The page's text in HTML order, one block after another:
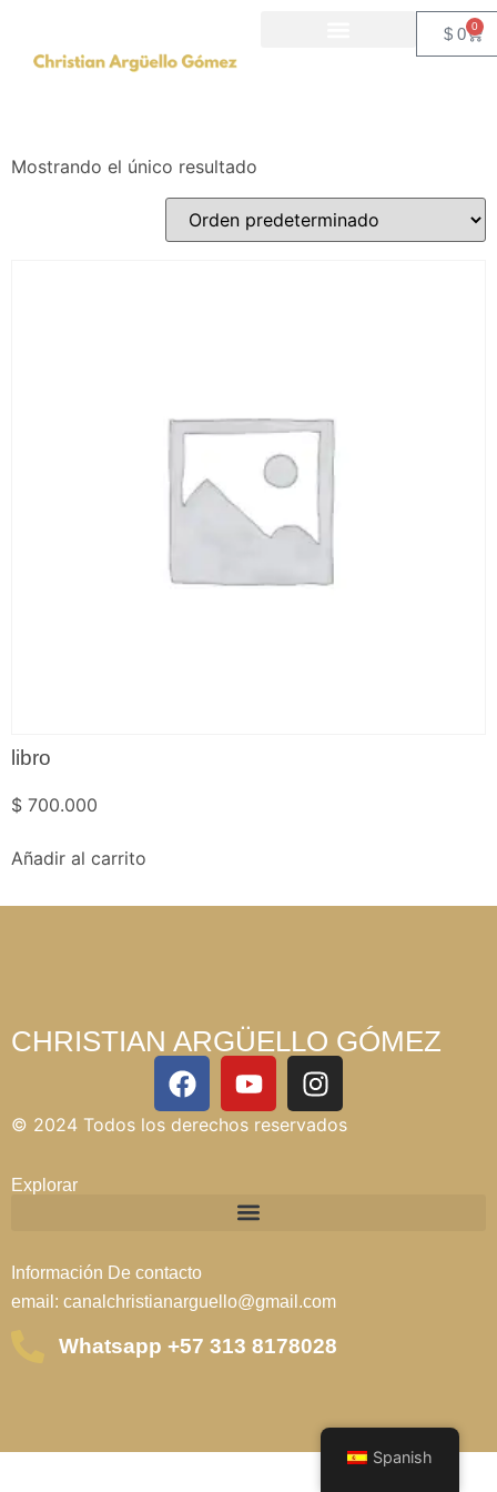
$0 0
Inicio/ Eventos
Mostrando el único resultado
libro
$ 700.000
Añadir al carrito
CHRISTIAN ARGÜELLO GÓMEZ
© 2024 Todos los derechos reservados
Explorar
Información De contacto
email: canalchristianarguello@gmail.com
Whatsapp +57 313 8178028
Spanish